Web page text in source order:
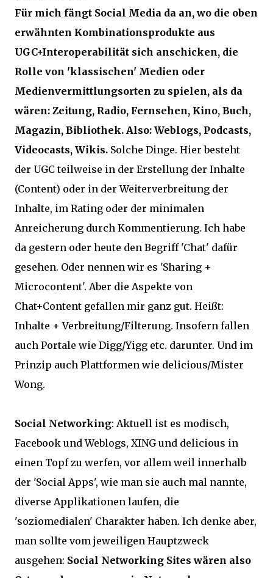
Für mich fängt Social Media da an, wo die oben
erwähnten Kombinationsprodukte aus
UGC+Interoperabilität sich anschicken, die
Rolle von 'klassischen' Medien oder
Medienvermittlungsorten zu spielen, als da
wären: Zeitung, Radio, Fernsehen, Kino, Buch,
Magazin, Bibliothek. Also: Weblogs, Podcasts,
Videocasts, Wikis. Solche Dinge. Hier besteht
der UGC teilweise in der Erstellung der Inhalte
(Content) oder in der Weiterverbreitung der
Inhalte, im Rating oder der minimalen
Anreicherung durch Kommentierung. Ich habe
da gestern oder heute den Begriff 'Chat' dafür
gesehen. Oder nennen wir es 'Sharing +
Microcontent'. Aber die Aspekte von
Chat+Content gefallen mir ganz gut. Heißt:
Inhalte + Verbreitung/Filterung. Insofern fallen
auch Portale wie Digg/Yigg etc. darunter. Und im
Prinzip auch Plattformen wie delicious/Mister
Wong.
Social Networking: Aktuell ist es modisch,
Facebook und Weblogs, XING und delicious in
einen Topf zu werfen, vor allem weil innerhalb
der 'Social Apps', wie man sie auch mal nannte,
diverse Applikationen laufen, die
'soziomedialen' Charakter haben. Ich denke aber,
man sollte vom jeweiligen Hauptzweck
ausgehen: Social Networking Sites wären also